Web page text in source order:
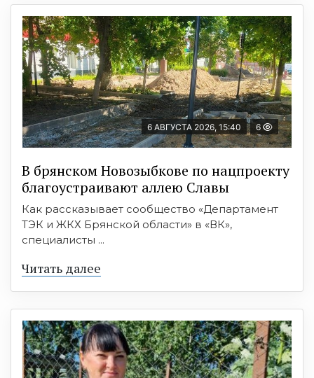
6 АВГУСТА 2026, 15:40 6
В брянском Новозыбкове по нацпроекту
благоустраивают аллею Славы
Как рассказывает сообщество «Департамент
ТЭК и ЖКХ Брянской области» в «ВК»,
специалисты ...
Читать далее